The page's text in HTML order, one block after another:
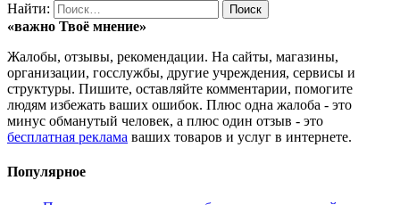
Найти:
«важно Твоё мнение»
Жалобы, отзывы, рекомендации. На сайты, магазины,
организации, госслужбы, другие учреждения, сервисы и
структуры. Пишите, оставляйте комментарии, помогите
людям избежать ваших ошибок. Плюс одна жалоба - это
минус обманутый человек, а плюс один отзыв - это
бесплатная реклама ваших товаров и услуг в интернете.
Популярное